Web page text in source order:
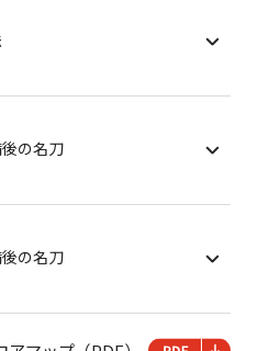
の名刀
の名刀